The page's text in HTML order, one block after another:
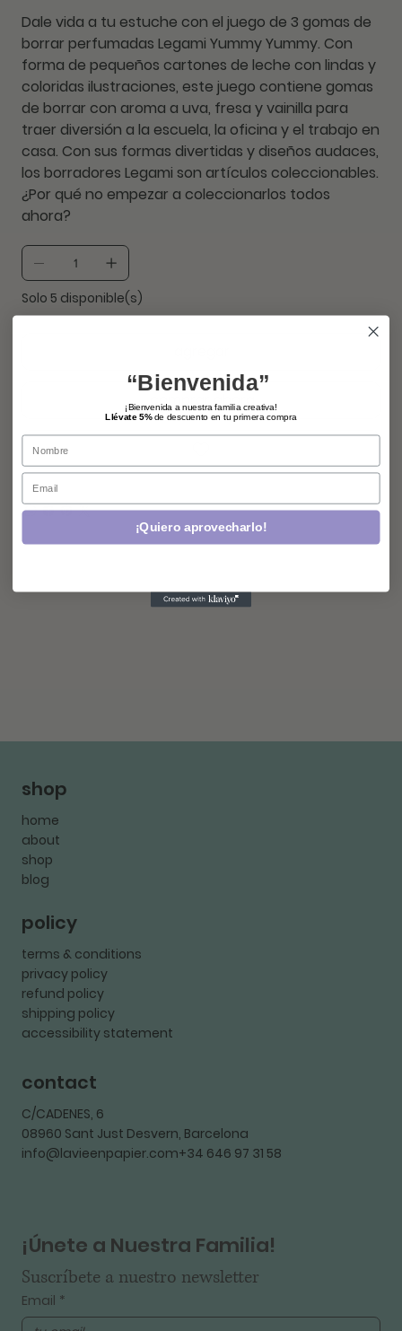
Dale vida a tu estuche con el juego de 3 gomas de
borrar perfumadas Legami Yummy Yummy. Con
forma de pequeños cartones de leche con lindas y
coloridas ilustraciones, este juego contiene gomas
de borrar con aroma a uva, fresa y vainilla para
traer diversión a la escuela, la oficina y el trabajo en
casa. Con sus formas divertidas y diseños audaces,
los borradores Legami son artículos coleccionables.
¿Por qué no empezar a coleccionarlos todos
ahora?
Solo 5 disponible(s)
comprar ahora
shop
home
about
shop
blog
policy
terms & conditions
privacy policy
refund policy
shipping policy
accessibility statement
contact
C/CADENES, 6
08960 Sant Just Desvern, Barcelona
info@lavieenpapier.com+34 646 97 31 58
¡Únete a Nuestra Familia!
Suscríbete a nuestro newsletter
Email *
“Bienvenida”
¡Bienvenida a nuestra familia creativa!
Llévate 5%de descuento en tu primera compra
Name
Email
¡Quiero aprovecharlo!